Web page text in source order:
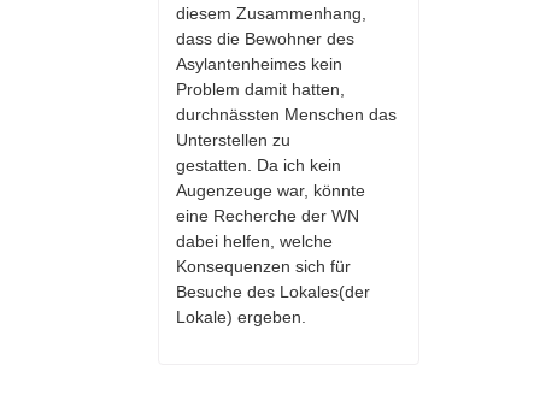
diesem Zusammenhang,
dass die Bewohner des
Asylantenheimes kein
Problem damit hatten,
durchnässten Menschen das
Unterstellen zu
gestatten. Da ich kein
Augenzeuge war, könnte
eine Recherche der WN
dabei helfen, welche
Konsequenzen sich für
Besuche des Lokales(der
Lokale) ergeben.